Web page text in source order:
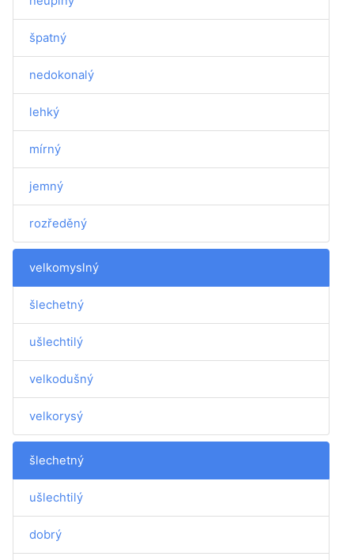
špatný
nedokonalý
lehký
mírný
jemný
rozředěný
velkomyslný
šlechetný
ušlechtilý
velkodušný
velkorysý
šlechetný
ušlechtilý
dobrý